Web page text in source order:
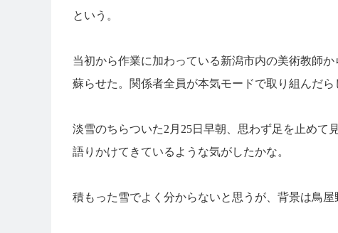
という。
当初から作業に加わっている新潟市内の美術教師
蘇らせた。関係者全員が本気モードで取り組んだら
淡雪のちらついた2月25日早朝、思わず足を止めて
語りかけてきているような気がしたかな。
積もった雪でよく分からないと思うが、背景は鳥屋